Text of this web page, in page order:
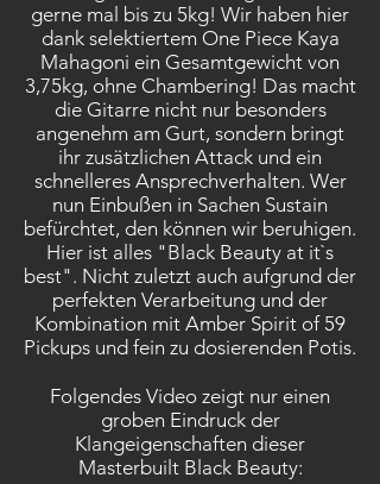
gerne mal bis zu 5kg! Wir haben hier
dank selektiertem One Piece Kaya
Mahagoni ein Gesamtgewicht von
3,75kg, ohne Chambering! Das macht
die Gitarre nicht nur besonders
angenehm am Gurt, sondern bringt
ihr zusätzlichen Attack und ein
schnelleres Ansprechverhalten. Wer
nun Einbußen in Sachen Sustain
befürchtet, den können wir beruhigen.
Hier ist alles "Black Beauty at it`s
best". Nicht zuletzt auch aufgrund der
perfekten Verarbeitung und der
Kombination mit Amber Spirit of 59
Pickups und fein zu dosierenden Potis.
Folgendes Video zeigt nur einen
groben Eindruck der
Klangeigenschaften dieser
Masterbuilt Black Beauty: